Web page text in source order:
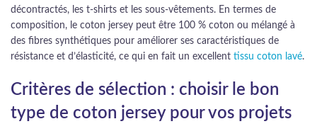
décontractés, les t-shirts et les sous-vêtements. En termes de
composition, le coton jersey peut être 100 % coton ou mélangé à
des fibres synthétiques pour améliorer ses caractéristiques de
résistance et d’élasticité, ce qui en fait un excellent tissu coton lavé.
Critères de sélection : choisir le bon
type de coton jersey pour vos projets